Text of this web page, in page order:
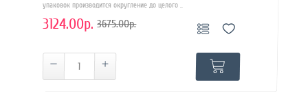
упаковок производится округление до целого ..
3124.00р. 3675.00р.